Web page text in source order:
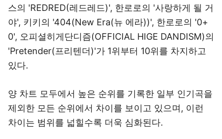
스의 'REDRED(레드레드)', 한로로의 '사랑하게 될 거
야', 키키의 '404(New Era(뉴 에라))', 한로로의 '0+
0', 오피셜히게단디즘(OFFICIAL HIGE DANDISM)의
'Pretender(프리텐더)'가 1위부터 10위를 차지하고
있다.
양 차트 모두에서 높은 순위를 기록한 일부 인기곡을
제외한 모든 순위에서 차이를 보이고 있으며, 이런
차이는 범위를 넓힐수록 더욱 심화된다.